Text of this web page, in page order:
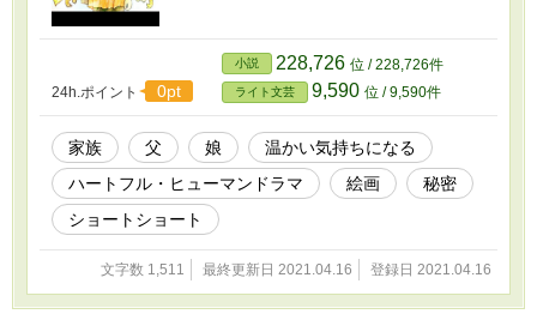
24h.ポイント 0pt
小説 228,726 位 / 228,726件
ライト文芸 9,590 位 / 9,590件
家族 父 娘
温かい気持ちになる
ハートフル・ヒューマンドラマ
絵画
秘密
ショートショート
文字数 1,511 最終更新日 2021.04.16 登録日 2021.04.16